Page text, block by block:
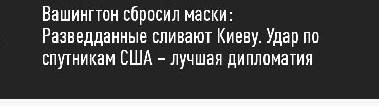
Вашингтон сбросил маски:
Разведданные сливают Киеву. Удар по
спутникам США – лучшая дипломатия